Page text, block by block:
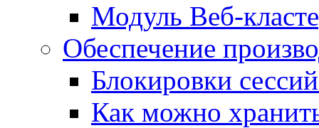
Модуль Веб-
Обеспечение
Блокировки
Как можно